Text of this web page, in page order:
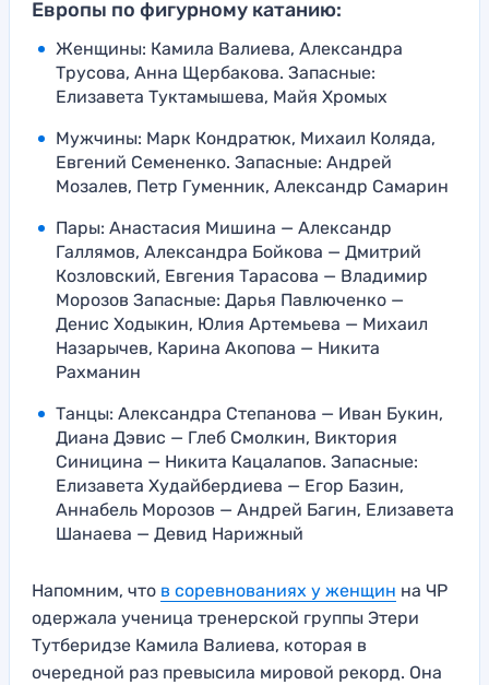
Европы по фигурному катанию:
Женщины: Камила Валиева, Александра
Трусова, Анна Щербакова. Запасные:
Елизавета Туктамышева, Майя Хромых
Мужчины: Марк Кондратюк, Михаил Коляда,
Евгений Семененко. Запасные: Андрей
Мозалев, Петр Гуменник, Александр Самарин
Пары: Анастасия Мишина — Александр
Галлямов, Александра Бойкова — Дмитрий
Козловский, Евгения Тарасова — Владимир
Морозов Запасные: Дарья Павлюченко —
Денис Ходыкин, Юлия Артемьева — Михаил
Назарычев, Карина Акопова — Никита
Рахманин
Танцы: Александра Степанова — Иван Букин,
Диана Дэвис — Глеб Смолкин, Виктория
Синицина — Никита Кацалапов. Запасные:
Елизавета Худайбердиева — Егор Базин,
Аннабель Морозов — Андрей Багин, Елизавета
Шанаева — Девид Нарижный
Напомним, что в соревнованиях у женщин на ЧР
одержала ученица тренерской группы Этери
Тутберидзе Камила Валиева, которая в
очередной раз превысила мировой рекорд. Она